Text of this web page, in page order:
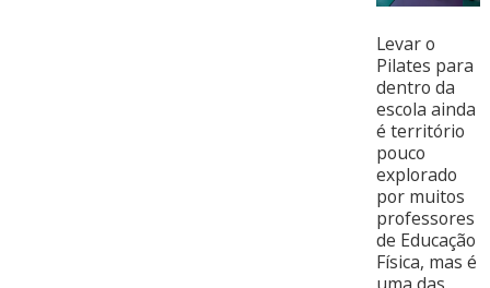
Levar o
Pilates para
dentro da
escola ainda
é território
pouco
explorado
por muitos
professores
de Educação
Física, mas é